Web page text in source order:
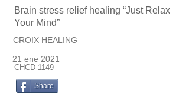
Brain stress relief healing “Just Relax
Your Mind”
CROIX HEALING
21 ene 2021
CHCD-1149
Share